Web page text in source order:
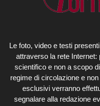
Le foto, video e testi
attraverso la rete
scientifico e non a scopo
regime di circolazione e
esclusivi verranno
segnalare alla redazione